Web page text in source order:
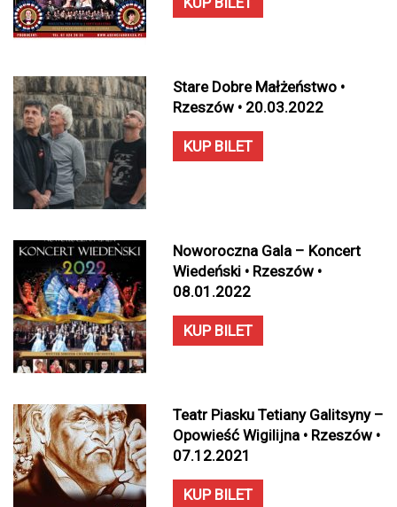
Stare Dobre Małżeństwo •
Rzeszów • 20.03.2022
KUP BILET
Noworoczna Gala – Koncert
Wiedeński • Rzeszów •
08.01.2022
KUP BILET
Teatr Piasku Tetiany Galitsyny –
Opowieść Wigilijna • Rzeszów •
07.12.2021
KUP BILET